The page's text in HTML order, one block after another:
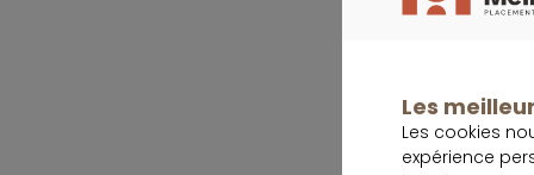
Les
Les cookies
expérience